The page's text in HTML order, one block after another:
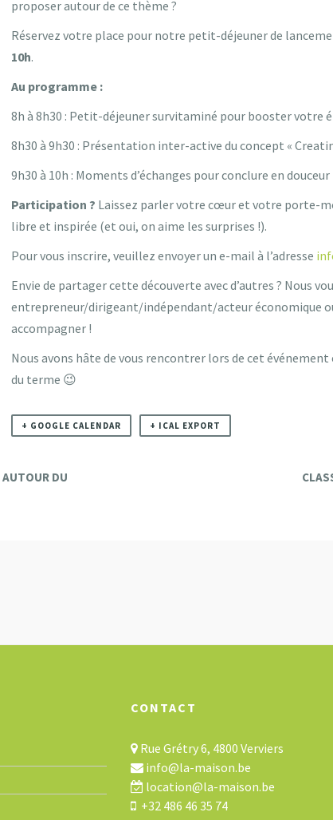
proposer autour de ce thème ?
Réservez votre place pour notre petit-déjeuner de
10h.
Au programme :
8h à 8h30 : Petit-déjeuner survitaminé pour booster votre
8h30 à 9h30 : Présentation inter-active du concept «
9h30 à 10h : Moments d’échanges pour conclure en douceur
Participation ? Laissez parler votre cœur et votre porte-
libre et inspirée (et oui, on aime les surprises !).
Pour vous inscrire, veuillez envoyer un e-mail à l’adresse
Envie de partager cette découverte avec d’autres ? Nous
entrepreneur/dirigeant/indépendant/acteur économique
accompagner !
Nous avons hâte de vous rencontrer lors de cet
du terme 😉
+ GOOGLE CALENDAR + ICAL EXPORT
AUTOUR DU
CONTACT
Rue Grétry 6, 4800 Verviers
info@la-maison.be
location@la-maison.be
+32 486 46 35 74